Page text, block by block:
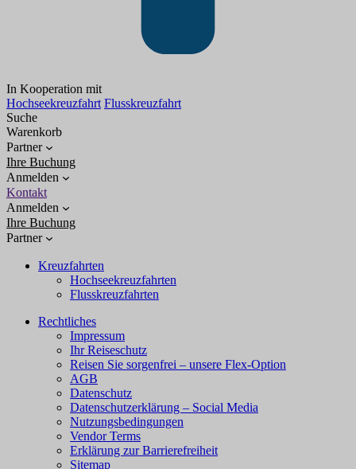
In Kooperation mit
Hochseekreuzfahrt Flusskreuzfahrt
Suche
Warenkorb
Partner
Ihre Buchung
Anmelden
Kontakt
Anmelden
Ihre Buchung
Partner
Kreuzfahrten
Hochseekreuzfahrten
Flusskreuzfahrten
Rechtliches
Impressum
Ihr Reiseschutz
Reisen Sie sorgenfrei – unsere Flex-Option
AGB
Datenschutz
Datenschutzerklärung – Social Media
Nutzungsbedingungen
Vendor Terms
Erklärung zur Barrierefreiheit
Sitemap